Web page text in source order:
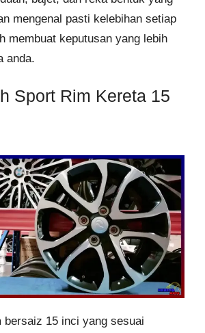
mengenal pasti kelebihan setiap
membuat keputusan yang lebih
anda.
Sport Rim Kereta 15
bersaiz 15 inci yang sesuai